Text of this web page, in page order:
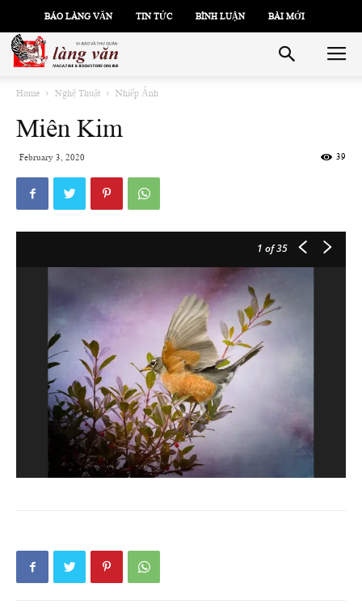
BÁO LÀNG VĂN TIN TỨC BÌNH LUẬN BÀI MỚI
Home Nghệ Thuật Nhiếp Ảnh
Miên Kim
February 3, 2020 39
1 of 35